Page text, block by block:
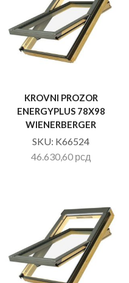
KROVNI PROZOR
ENERGYPLUS 78X98
WIENERBERGER
SKU: K66524
46.630,60 рсд